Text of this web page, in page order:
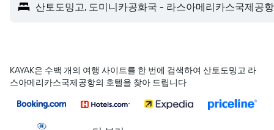
산토도밍고, 도미니카공화국 - 라스아메리카스국제공
KAYAK은 수백 개의 여행 사이트를 한 번에 검색하여 산토도밍고 라
스아메리카스국제공항의 호텔을 찾아 드립니다